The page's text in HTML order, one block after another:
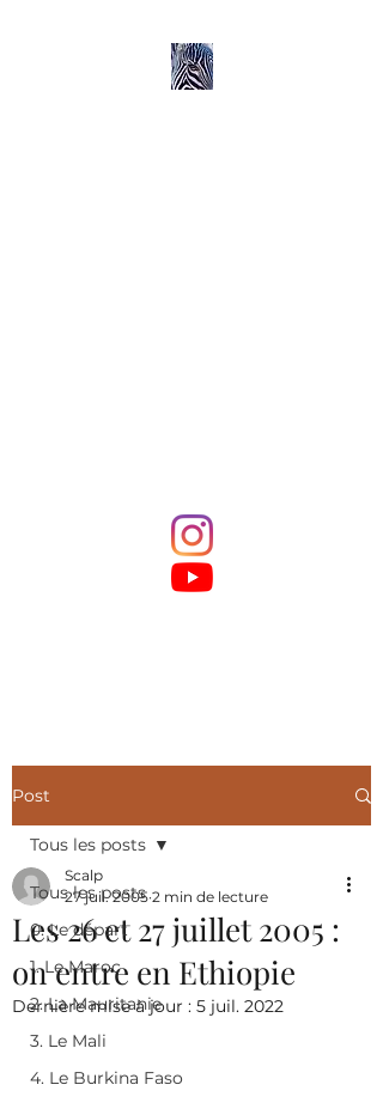
Post
Tous les posts
0. Le départ
1. Le Maroc
2. La Mauritanie
3. Le Mali
4. Le Burkina Faso
Tous les posts
Les 26 et 27 juillet 2005 :
on entre en Ethiopie
Scalp
27 juil. 2005 2 min de lecture
Dernière mise à jour : 5 juil. 2022